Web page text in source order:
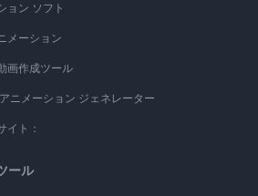
ョン ソフト
メーション
画作成ツール
ニメーション ジェネレーター
イト：
ール